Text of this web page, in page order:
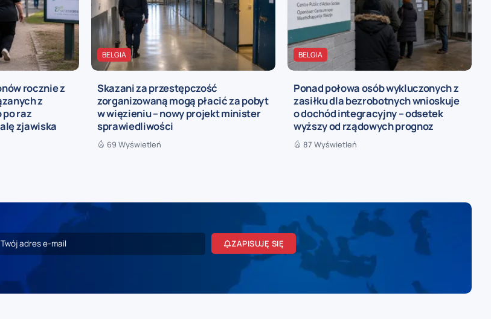
rocznie z
z
po raz
zjawiska
BELGIA
Skazani za przestępczość
zorganizowaną mogą płacić za pobyt
w więzieniu – nowy projekt minister
sprawiedliwości
69 Wyświetleń
BELGIA
Ponad połowa osób wykluczonych z
zasiłku dla bezrobotnych wnioskuje
o dochód integracyjny – odsetek
wyższy od rządowych prognoz
87 Wyświetleń
ZAPISUJĘ SIĘ